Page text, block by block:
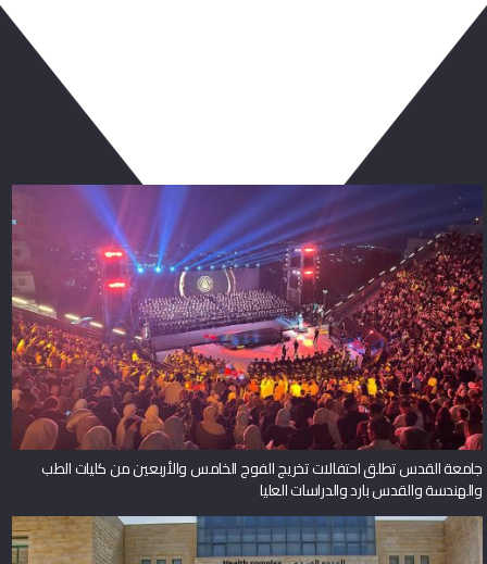
جامعة القدس تطلق احتفالات تخريج الفوج الخامس والأربعين من كليات الطب
والهندسة والقدس بارد والدراسات العليا